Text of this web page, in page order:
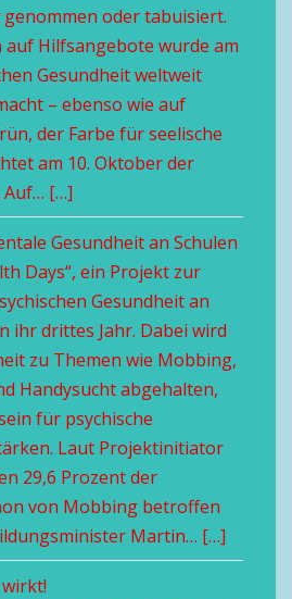
oder tabuisiert.
auf Hilfsangebote wurde am
Gesundheit weltweit
– ebenso wie auf
der Farbe für seelische
am 10. Oktober der
Auf… […]
Gesundheit an Schulen
Days“, ein Projekt zur
Gesundheit an
ihr drittes Jahr. Dabei wird
zu Themen wie Mobbing,
Handysucht abgehalten,
für psychische
Laut Projektinitiator
29,6 Prozent der
von Mobbing betroffen
Martin… […]